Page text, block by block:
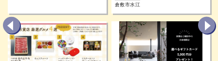
Previous
倉敷市水江
Next